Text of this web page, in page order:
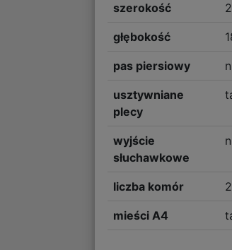
szerokość
głębokość
pas piersiowy
usztywniane
plecy
wyjście
słuchawkowe
liczba komór 2
mieści A4